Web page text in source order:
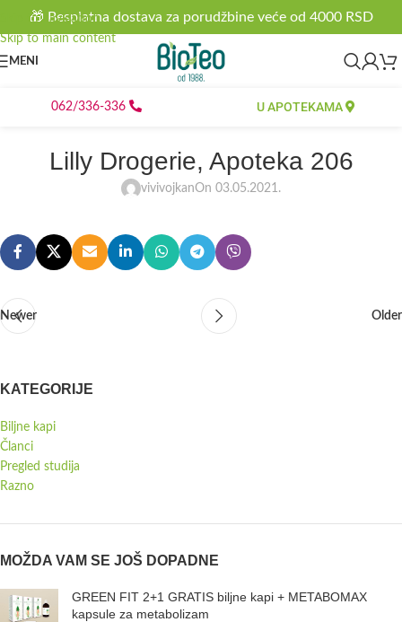
Skip to navigation
Skip to main content
🎁 Besplatna dostava za porudžbine veće od 4000 RSD
MENI
062/336-336 U APOTEKAMA
Lilly Drogerie, Apoteka 206
vivivojkanOn 03.05.2021.
Newer Older
KATEGORIJE
Biljne kapi
Članci
Pregled studija
Razno
MOŽDA VAM SE JOŠ DOPADNE
GREEN FIT 2+1 GRATIS biljne kapi + METABOMAX
kapsule za metabolizam